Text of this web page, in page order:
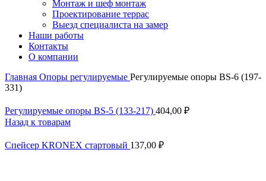
Монтаж и шеф монтаж
Проектирование террас
Выезд специалиста на замер
Наши работы
Контакты
О компании
Главная Опоры регулируемые Регулируемые опоры BS-6 (197-
331)
Регулируемые опоры BS-5 (133-217) 404,00 ₽
Назад к товарам
Спейсер KRONEX стартовый 137,00 ₽